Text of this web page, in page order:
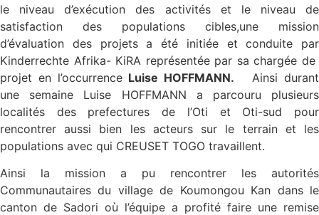
le niveau d’exécution des activités et le niveau de
satisfaction des populations cibles,une mission
d’évaluation des projets a été initiée et conduite par
Kinderrechte Afrika- KiRA représentée par sa chargée de
projet en l’occurrence Luise HOFFMANN.
Ainsi durant
une semaine Luise HOFFMANN a parcouru plusieurs
localités des prefectures de l’Oti et Oti-sud pour
rencontrer aussi bien les acteurs sur le terrain et les
populations avec qui CREUSET TOGO travaillent.
Ainsi la mission a pu rencontrer les autorités
Communautaires du village de Koumongou Kan dans le
canton de Sadori où l’équipe a profité faire une remise